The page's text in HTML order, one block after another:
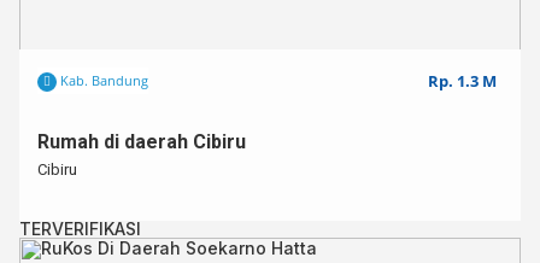
Kab. Bandung Rp. 1.3 M
Rumah di daerah Cibiru
Cibiru
TERVERIFIKASI